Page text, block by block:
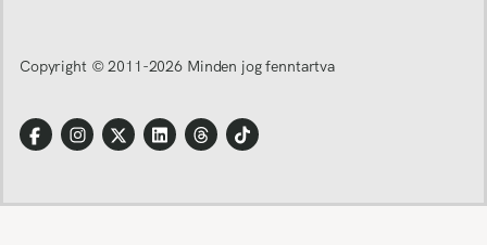
Copyright © 2011-2026 Minden jog fenntartva